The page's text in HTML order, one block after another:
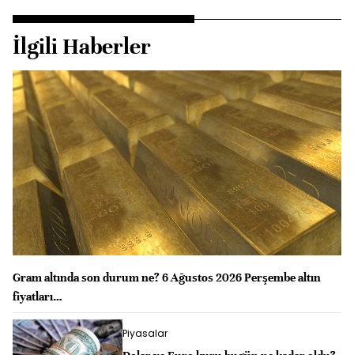
İlgili Haberler
Gram altında son durum ne? 6 Ağustos 2026 Perşembe altın
fiyatları…
Piyasalar